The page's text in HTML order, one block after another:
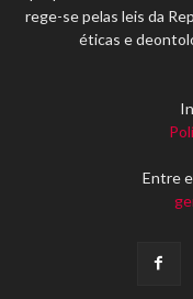
rege-se pelas leis da
éticas e
Entre